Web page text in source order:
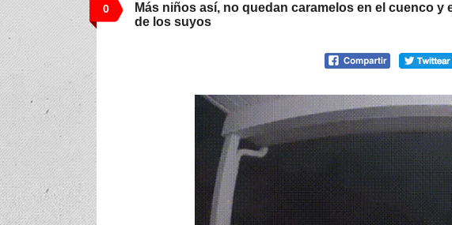
0
Más niños así, no quedan caramelos en el cuenco y
de los suyos